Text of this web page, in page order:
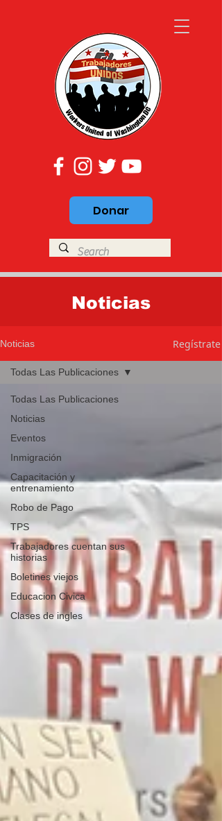
Donar
Noticias
Noticias Regístrate
Todas Las Publicaciones
Noticias
Eventos
Inmigración
Capacitación y
entrenamiento
Robo de Pago
TPS
Trabajadores cuentan sus
historias
Boletines viejos
Educacion Civica
Clases de ingles
Todas Las Publicaciones